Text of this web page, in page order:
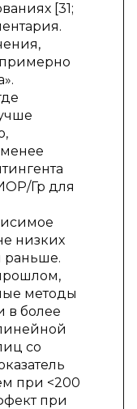
[31;
примерно
Гр для
низких
раньше.
методы
в более
со
при <200
при